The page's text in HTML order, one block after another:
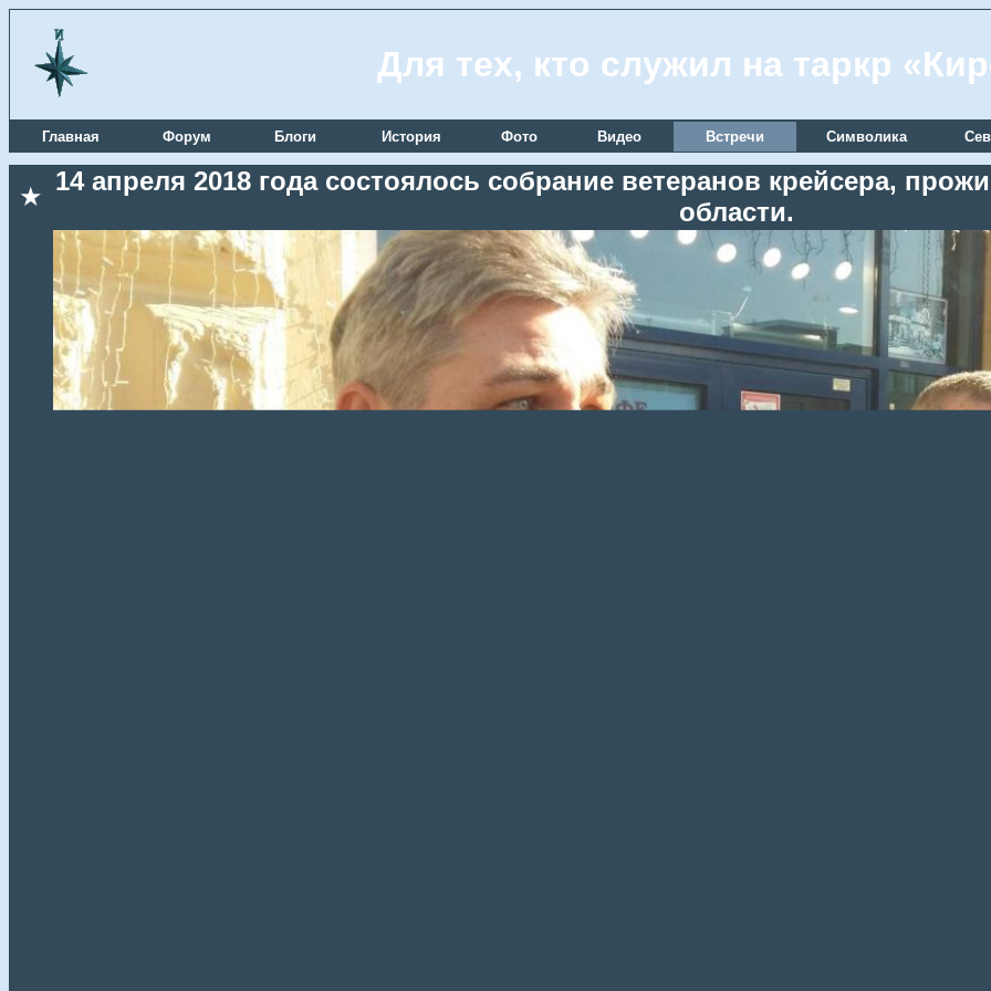
Для тех, кто служил на таркр
Главная Форум Блоги История Фото Видео Встречи Символика
★
14 апреля 2018 года состоялось собрание ветеранов крейсера,
области.